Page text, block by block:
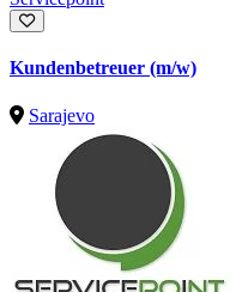
Kundenbetreuer (m/w)
Sarajevo